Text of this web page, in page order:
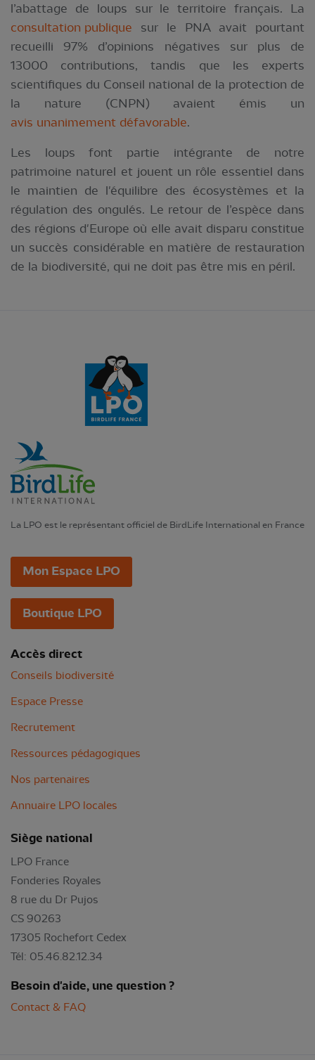
l’abattage de loups sur le territoire français. La
consultation publique sur le PNA avait pourtant
recueilli 97% d’opinions négatives sur plus de
13000 contributions, tandis que les experts
scientifiques du Conseil national de la protection de
la nature (CNPN) avaient émis un
avis unanimement défavorable.
Les loups font partie intégrante de notre
patrimoine naturel et jouent un rôle essentiel dans
le maintien de l'équilibre des écosystèmes et la
régulation des ongulés. Le retour de l’espèce dans
des régions d'Europe où elle avait disparu constitue
un succès considérable en matière de restauration
de la biodiversité, qui ne doit pas être mis en péril.
La LPO est le représentant officiel de BirdLife International en France
Mon Espace LPO
Boutique LPO
Accès direct
Conseils biodiversité
Espace Presse
Recrutement
Ressources pédagogiques
Nos partenaires
Annuaire LPO locales
Siège national
LPO France
Fonderies Royales
8 rue du Dr Pujos
CS 90263
17305 Rochefort Cedex
Tél: 05.46.82.12.34
Besoin d'aide, une question ?
Contact & FAQ